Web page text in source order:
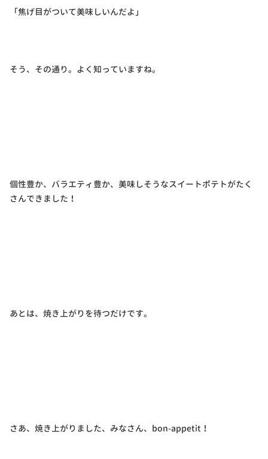
「焦げ目がついて美味しいんだよ」
そう、その通り。よく知っていますね。
個性豊か、バラエティ豊か、美味しそうなスイートポテトがたく
さんできました！
あとは、焼き上がりを待つだけです。
さあ、焼き上がりました、みなさん、bon-appetit！